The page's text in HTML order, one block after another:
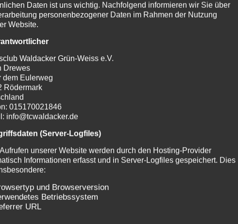
Daten ist uns wichtig. Nachfolgend informieren wir Sie über
personenbezogener Daten im Rahmen der Nutzung
Website.
Waldacker Grün-Weiss e.V.
Drewes
dem Eulerweg
Rödermark
015170021846
info@tcwaldacker.de
(Server-Logfiles)
unserer Website werden durch den Hosting-Provider
Informationen erfasst und in Server-Logfiles gespeichert. Dies
und Browserversion
Betriebssystem
URL